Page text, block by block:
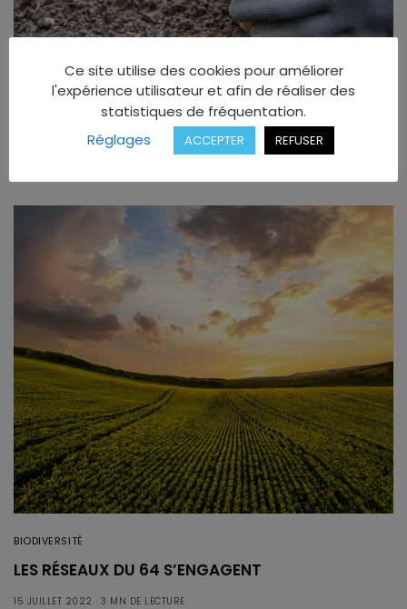
BIODIVERSITÉ
BIODIVERSITE : CES INITIATIVES POUR PRESERVER
LA FAUNE ET LA FLORE
BIODIVERSITÉ
LES RÉSEAUX DU 64 S’ENGAGENT
15 JUILLET 2022 3 MN DE LECTURE
Ce site utilise des cookies pour améliorer
l'expérience utilisateur et afin de réaliser des
statistiques de fréquentation.
Réglages
ACCEPTER REFUSER